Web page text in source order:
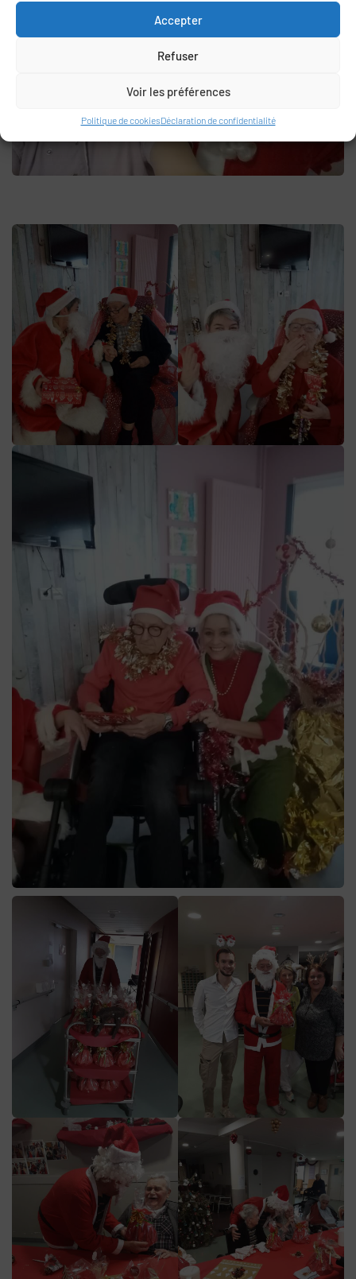
Accepter
Refuser
Voir les préférences
Politique de cookiesDéclaration de confidentialité